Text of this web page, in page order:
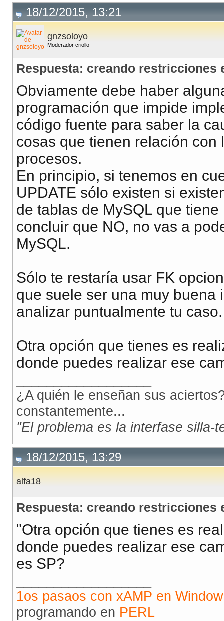
18/12/2015, 13:21
gnzsoloyo
Moderador criollo
Respuesta: creando restricciones
Obviamente debe haber
programación que impide
código fuente para saber la
cosas que tienen relación
procesos.
En principio, si tenemos en
UPDATE sólo existen si
de tablas de MySQL que
concluir que NO, no vas a
MySQL.
Sólo te restaría usar FK
que suele ser una muy
analizar puntualmente tu caso.
Otra opción que tienes es
donde puedes realizar ese
¿A quién le enseñan sus
constantemente...
"El problema es la interfase silla-
18/12/2015, 13:29
alfa18
Respuesta: creando restricciones
"Otra opción que tienes es
donde puedes realizar ese
es SP?
1os pasaos con xAMP en
programando en PERL